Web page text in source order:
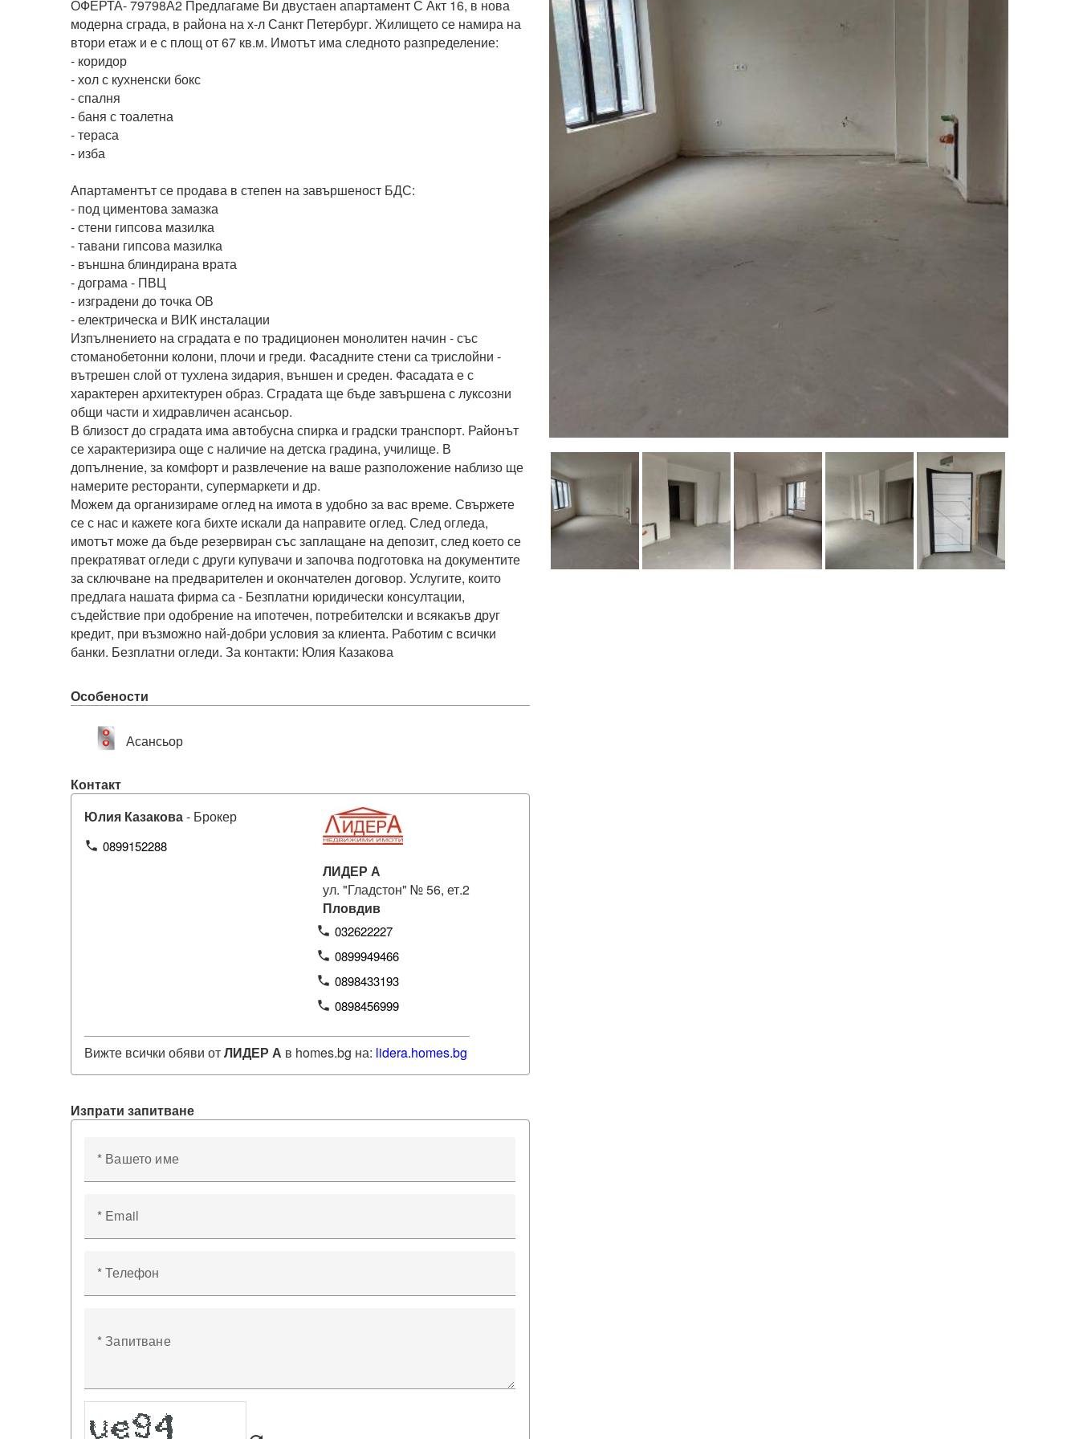
ОФЕРТА- 79798А2 Предлагаме Ви двустаен апартамент С Акт 16, в нова
модерна сграда, в района на х-л Санкт Петербург. Жилището се намира на
втори етаж и е с площ от 67 кв.м. Имотът има следното разпределение:
- коридор
- хол с кухненски бокс
- спалня
- баня с тоалетна
- тераса
- изба
Апартаментът се продава в степен на завършеност БДС:
- под циментова замазка
- стени гипсова мазилка
- тавани гипсова мазилка
- външна блиндирана врата
- дограма - ПВЦ
- изградени до точка ОВ
- електрическа и ВИК инсталации
Изпълнението на сградата е по традиционен монолитен начин - със
стоманобетонни колони, плочи и греди. Фасадните стени са трислойни -
вътрешен слой от тухлена зидария, външен и среден. Фасадата е с
характерен архитектурен образ. Сградата ще бъде завършена с луксозни
общи части и хидравличен асансьор.
В близост до сградата има автобусна спирка и градски транспорт. Районът
се характеризира още с наличие на детска градина, училище. В
допълнение, за комфорт и развлечение на ваше разположение наблизо ще
намерите ресторанти, супермаркети и др.
Можем да организираме оглед на имота в удобно за вас време. Свържете
се с нас и кажете кога бихте искали да направите оглед. След огледа,
имотът може да бъде резервиран със заплащане на депозит, след което се
прекратяват огледи с други купувачи и започва подготовка на документите
за сключване на предварителен и окончателен договор. Услугите, които
предлага нашата фирма са - Безплатни юридически консултации,
съдействие при одобрение на ипотечен, потребителски и всякакъв друг
кредит, при възможно най-добри условия за клиента. Работим с всички
банки. Безплатни огледи. За контакти: Юлия Казакова
Особености
Асансьор
Контакт
Юлия Казакова- Брокер
phone 0899152288
ЛИДЕР А
ул. "Гладстон" № 56, ет.2
Пловдив
phone 032622227
phone 0899949466
phone 0898433193
phone 0898456999
Вижте всички обяви отЛИДЕР А в homes.bg на: lidera.homes.bg
Изпрати запитване
* Вашето име
* Email
* Телефон
* Запитване